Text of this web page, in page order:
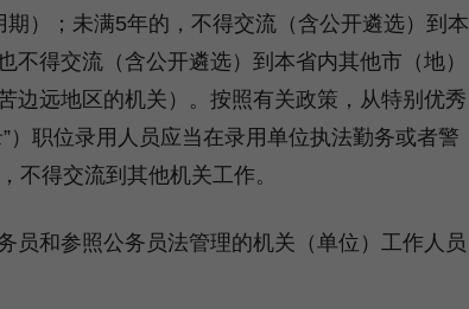
）；未满5年的，不得交流（含公开遴选）到本
得交流（含公开遴选）到本省内其他市（地）
边远地区的机关）。按照有关政策，从特别优秀
）职位录用人员应当在录用单位执法勤务或者警
不得交流到其他机关工作。
和参照公务员法管理的机关（单位）工作人员